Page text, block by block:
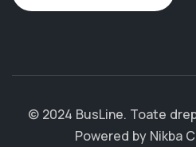
© 2024 BusLine. Toate
Powered by Nikba